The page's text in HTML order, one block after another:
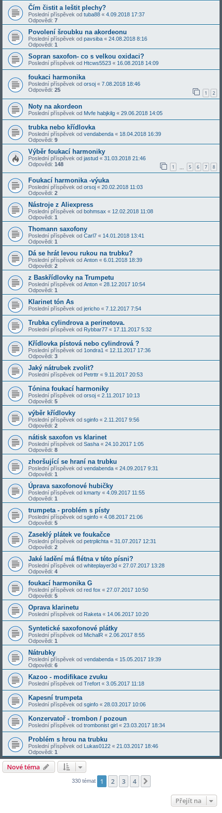
Čím čistit a leštit plechy?
Poslední příspěvek od tuba88 « 4.09.2018 17:37
Odpovědi: 7
Povolení šroubku na akordeonu
Poslední příspěvek od pavsiba « 24.08.2018 8:16
Odpovědi: 1
Sopran saxofon- co s velkou oxidaci?
Poslední příspěvek od Htcws5523 « 16.08.2018 14:09
foukaci harmonika
Poslední příspěvek od orsoj « 7.08.2018 18:46
Odpovědi: 25 1 2
Noty na akordeon
Poslední příspěvek od Mvfe habjkilg « 29.06.2018 14:05
trubka nebo křídlovka
Poslední příspěvek od vendabenda « 18.04.2018 16:39
Odpovědi: 9
Výběr foukací harmoniky
Poslední příspěvek od jastud « 31.03.2018 21:46
Odpovědi: 148 1 5 6 7 8
Foukací harmonika -výuka
Poslední příspěvek od orsoj « 20.02.2018 11:03
Odpovědi: 2
Nástroje z Aliexpress
Poslední příspěvek od bohmsax « 12.02.2018 11:08
Odpovědi: 1
Thomann saxofony
Poslední příspěvek od Carl7 « 14.01.2018 13:41
Odpovědi: 1
Dá se hrát levou rukou na trubku?
Poslední příspěvek od Anton « 6.01.2018 18:39
Odpovědi: 2
z Baskřídlovky na Trumpetu
Poslední příspěvek od Anton « 28.12.2017 10:54
Odpovědi: 1
Klarinet tón As
Poslední příspěvek od jericho « 7.12.2017 7:54
Trubka cylindrova a perinetova.
Poslední příspěvek od Rybbar77 « 17.11.2017 5:32
Křídlovka pístová nebo cylindrová ?
Poslední příspěvek od 1ondra1 « 12.11.2017 17:36
Odpovědi: 3
Jaký nátrubek zvolit?
Poslední příspěvek od Petrttr « 9.11.2017 20:53
Tónina foukací harmoniky
Poslední příspěvek od orsoj « 2.11.2017 10:13
Odpovědi: 5
výběr křídlovky
Poslední příspěvek od sginfo « 2.11.2017 9:56
Odpovědi: 2
nátisk saxofon vs klarinet
Poslední příspěvek od Sasha « 24.10.2017 1:05
Odpovědi: 8
zhoršující se hraní na trubku
Poslední příspěvek od vendabenda « 24.09.2017 9:31
Odpovědi: 1
Úprava saxofonové hubičky
Poslední příspěvek od kmarty « 4.09.2017 11:55
Odpovědi: 1
trumpeta - problém s písty
Poslední příspěvek od sginfo « 4.08.2017 21:06
Odpovědi: 5
Zaseklý plátek ve foukačce
Poslední příspěvek od petrplichta « 31.07.2017 12:31
Odpovědi: 2
Jaké ladění má flétna v této písni?
Poslední příspěvek od whiteplayer3d « 27.07.2017 13:28
Odpovědi: 4
foukací harmonika G
Poslední příspěvek od red fox « 27.07.2017 10:50
Odpovědi: 5
Oprava klarinetu
Poslední příspěvek od Raketa « 14.06.2017 10:20
Syntetické saxofonové plátky
Poslední příspěvek od MichalR « 2.06.2017 8:55
Odpovědi: 1
Nátrubky
Poslední příspěvek od vendabenda « 15.05.2017 19:39
Odpovědi: 6
Kazoo - modifikace zvuku
Poslední příspěvek od Trefort « 3.05.2017 11:18
Kapesní trumpeta
Poslední příspěvek od sginfo « 28.03.2017 10:06
Konzervatoř - trombon / pozoun
Poslední příspěvek od trombonist girl « 23.03.2017 18:34
Problém s hrou na trubku
Poslední příspěvek od Lukas0122 « 21.03.2017 18:46
Odpovědi: 1
Nové téma
330 témat 1 2 3 4
Přejít na